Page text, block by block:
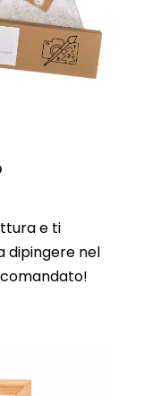
e ti
dipingere nel